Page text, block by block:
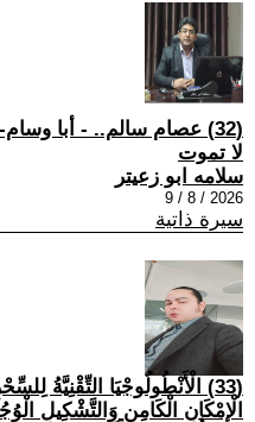
(32) عصام سالم.. - أبا
لا تموت
سلامه ابو زعيتر
2026 / 8 / 9
سيرة ذاتية
(33) الْأَنْطُولُوجْيَا التِّقْنِيَّةُ
الْإِمْكَانِ الْكَامِنِ وَالتَّشْكِيلِ